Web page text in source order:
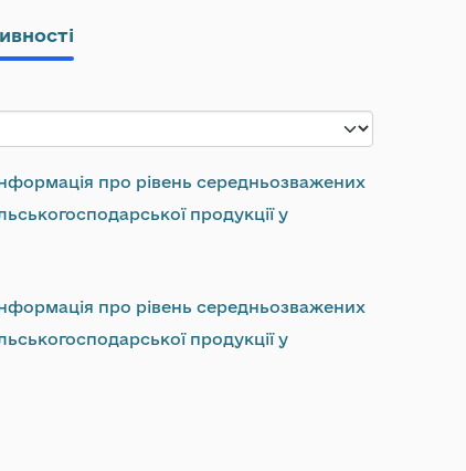
про рівень середньозважених
продукції у
про рівень середньозважених
продукції у